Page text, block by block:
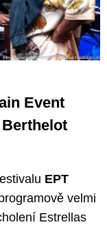
Event
EPT
velmi
Estrellas